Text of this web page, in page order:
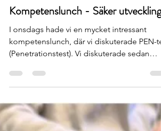
15 dec. 2023
1 min läsning
Kompetenslunch - Säker utveckling​
I onsdags hade vi en mycket intressant